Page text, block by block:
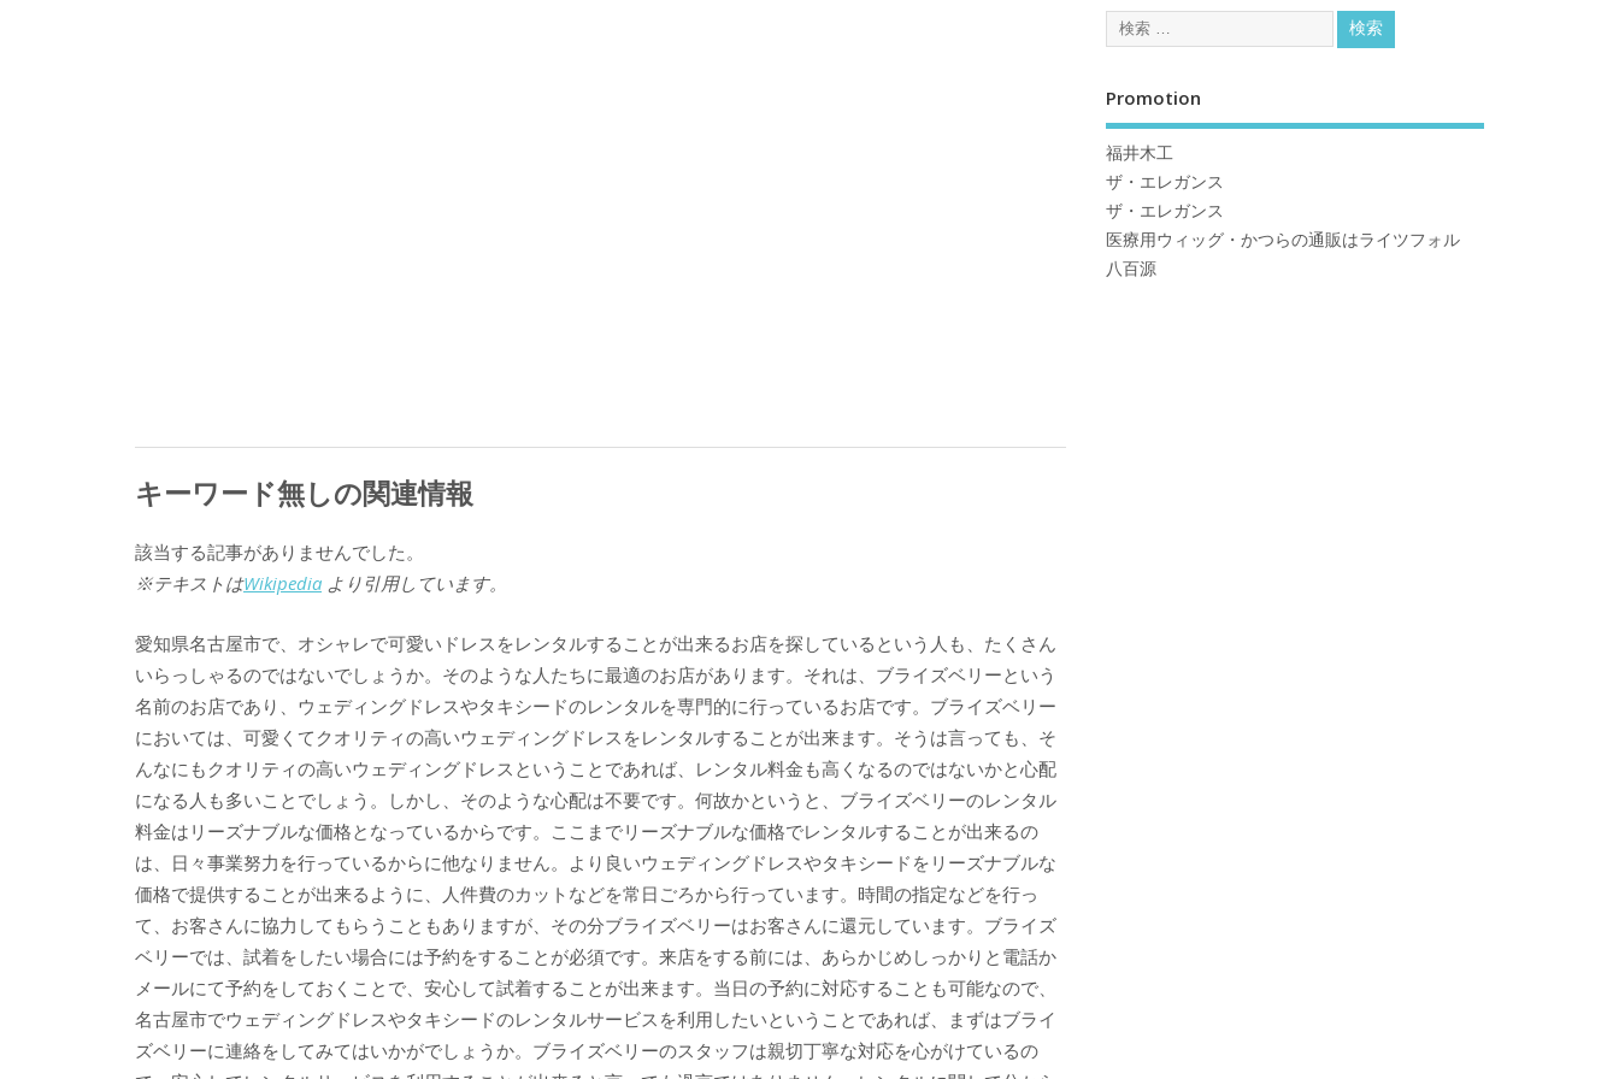
キーワード無しの関連情報
該当する記事がありませんでした。
※テキストはWikipedia より引用しています。
愛知県名古屋市で、オシャレで可愛いドレスをレンタルすることが出来るお店を探しているという人も、たくさん
いらっしゃるのではないでしょうか。そのような人たちに最適のお店があります。それは、ブライズベリーという
名前のお店であり、ウェディングドレスやタキシードのレンタルを専門的に行っているお店です。ブライズベリー
においては、可愛くてクオリティの高いウェディングドレスをレンタルすることが出来ます。そうは言っても、そ
んなにもクオリティの高いウェディングドレスということであれば、レンタル料金も高くなるのではないかと心配
になる人も多いことでしょう。しかし、そのような心配は不要です。何故かというと、ブライズベリーのレンタル
料金はリーズナブルな価格となっているからです。ここまでリーズナブルな価格でレンタルすることが出来るの
は、日々事業努力を行っているからに他なりません。より良いウェディングドレスやタキシードをリーズナブルな
価格で提供することが出来るように、人件費のカットなどを常日ごろから行っています。時間の指定などを行っ
て、お客さんに協力してもらうこともありますが、その分ブライズベリーはお客さんに還元しています。ブライズ
ベリーでは、試着をしたい場合には予約をすることが必須です。来店をする前には、あらかじめしっかりと電話か
メールにて予約をしておくことで、安心して試着することが出来ます。当日の予約に対応することも可能なので、
名古屋市でウェディングドレスやタキシードのレンタルサービスを利用したいということであれば、まずはブライ
ズベリーに連絡をしてみてはいかがでしょうか。ブライズベリーのスタッフは親切丁寧な対応を心がけているの
Promotion
福井木工
ザ・エレガンス
ザ・エレガンス
医療用ウィッグ・かつらの通販はライツフォル
八百源